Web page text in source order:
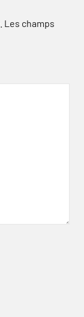
Les champs